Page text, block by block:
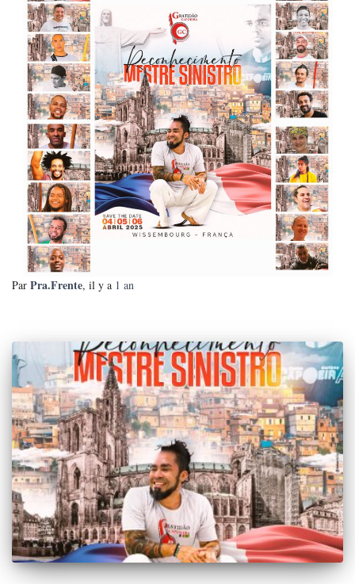
Par Pra.Frente, il y a 1 an